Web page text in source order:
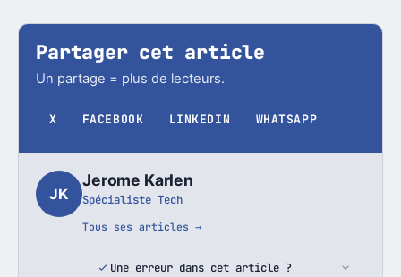
Partager cet article
Un partage = plus de lecteurs.
X FACEBOOK LINKEDIN WHATSAPP
JK
Jerome Karlen
Spécialiste Tech
Tous ses articles →
Une erreur dans cet article ?